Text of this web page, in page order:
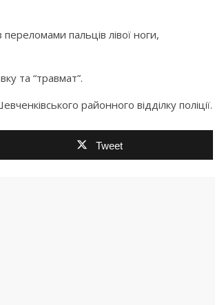
пальців лівої ноги,
та “травмат”.
районного відділку поліції.
Tweet